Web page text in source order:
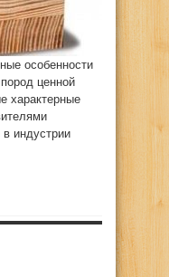
особенности
ценной
характерные
индустрии